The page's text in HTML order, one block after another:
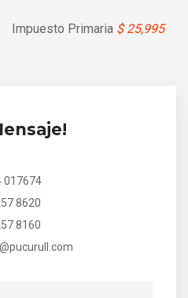
Impuesto Primaria $ 25,995
017674
8620
8160